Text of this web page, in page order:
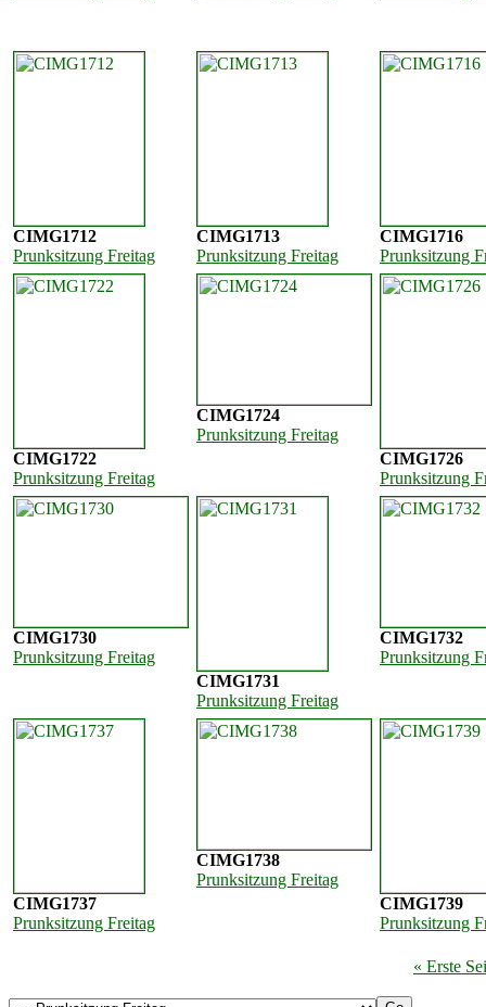
CIMG1712
Prunksitzung Freitag
CIMG1713
Prunksitzung Freitag
CIMG1716
Prunksitzung
CIMG1722
Prunksitzung Freitag
CIMG1724
Prunksitzung Freitag
CIMG1726
Prunksitzung
CIMG1730
Prunksitzung Freitag
CIMG1731
Prunksitzung Freitag
CIMG1732
Prunksitzung
CIMG1737
Prunksitzung Freitag
CIMG1738
Prunksitzung Freitag
CIMG1739
Prunksitzung
« Erste